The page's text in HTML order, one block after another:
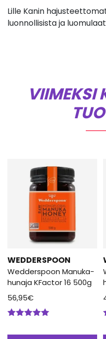
Lille Kanin
luonnollisista ja
VIIMEKSI
WEDDERSPOON
Wedderspoon Manuka-
hunaja KFactor 16 500g
56,95€